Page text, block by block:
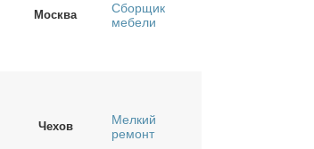
Москва
Сборщик
мебели
Чехов
Мелкий
ремонт